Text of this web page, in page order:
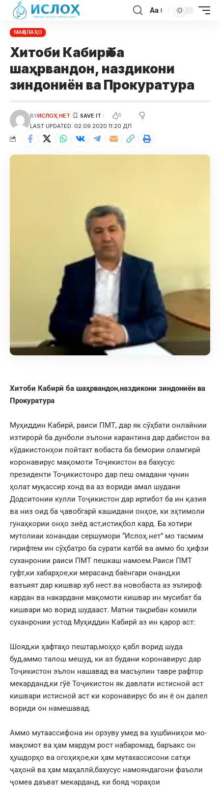
Aa
МАҚОЛАҲО
Хитоби Кабирӣ ба
шаҳрвандон, наздикони
зиндониён ва Прокуратура
LAST UPDATED: 02.09.2020 11:20 ДП
BYИСЛОҲ НЕТ 1
Хитоби Кабирӣ ба шаҳрвандон,наздикони зиндониён ва
Прокуратура
Муҳиддин Кабирӣ, раиси ПМТ, дар як сӯҳбати онлайнии
изтирорӣ ба дунболи эълони карантина дар дабистон ва
кӯдакистонҳои пойтахт вобаста ба бемории оламгирӣ
коронавирус мақомоти Тоҷикистон ва бахусус
президенти Тоҷикистонро дар пеш омадани чунин
ҳолат муқассир хонд ва аз вориди амал шудани
Додситонии кулли Тоҷикистон дар иртибот ба ин қазия
ва низ оид ба ҷавобгарӣ кашидани онҳое, ки эҳтимоли
гунаҳкории онҳо зиёд аст,истиқбол кард. Ба хотири
мутолиаи хонандаи сершумори “Ислоҳ.нет” мо тасмим
гирифтем ин сӯҳбатро ба сурати катбӣ ва аммо бо ҳифзи
суханронии раиси ПМТ пешкаш намоем.Раиси ПМТ
гуфт,ки хабарҳое,ки мерасанд баёнгари онанд,ки
вазъият дар кишвар хуб нест.ва новобаста аз эътироф
кардан ва накардани мақомоти кишвар ин мусибат ба
кишвари мо ворид шудааст. Матни тақрибан комили
суханронии устод Муҳиддин Кабирӣ аз ин қарор аст:
Шояд,ки ҳафтаҳо пештар,моҳҳо қабл ворид шуда
буд,аммо талош мешуд, ки аз будани коронавирус дар
Тоҷикистон эълон нашавад ва масъулин тавре рафтор
мекарданд,ки гӯё Тоҷикистон як давлати истисноӣ аст
кишвари истисноӣ аст ки коронавирус бо ин ё он далел
вориди он намешавад.
Аммо мутаассифона ин орзуву умед ва хушбиниҳои мо-
мақомот ва ҳам мардум рост набаромад, баръакс он
ҳушдорҳо ва огоҳиҳое,ки ҳам мутахассисони сатҳи
ҷаҳонӣ ва ҳам маҳаллӣ,бахусус намояндагони фаъоли
ҷомеа даъват мекарданд, ки бояд чораҳои